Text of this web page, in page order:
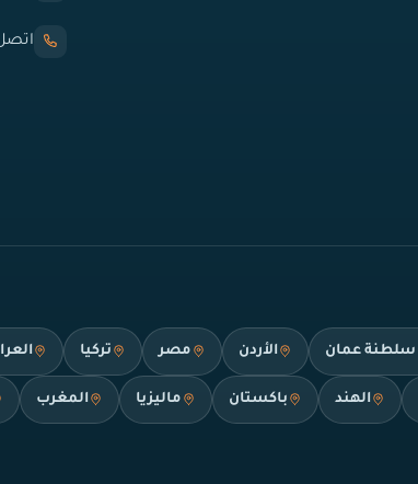
سلطنة عمان الأردن مصر تركيا
الهند باكستان ماليزيا المغرب